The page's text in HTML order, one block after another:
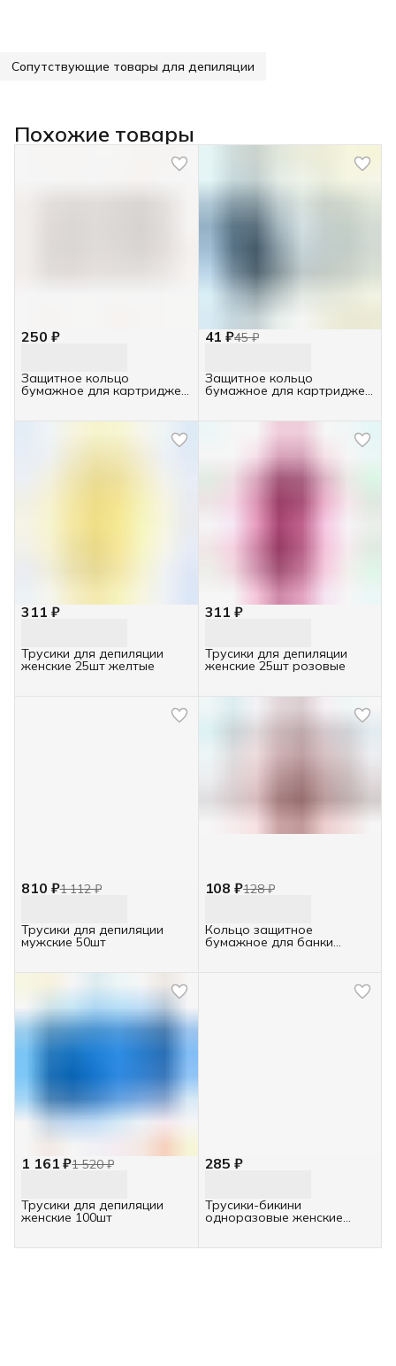
Сопутствующие товары для депиляции
Похожие товары
250 ₽
Защитное кольцо
бумажное для картриджей
41 ₽45 ₽
Защитное кольцо
бумажное для картриджей
311 ₽
Трусики для депиляции
женские 25шт желтые
311 ₽
Трусики для депиляции
женские 25шт розовые
810 ₽1 112 ₽
Трусики для депиляции
мужские 50шт
108 ₽128 ₽
Кольцо защитное
бумажное для банки
1 161 ₽1 520 ₽
Трусики для депиляции
женские 100шт
285 ₽
Трусики-бикини
одноразовые женские